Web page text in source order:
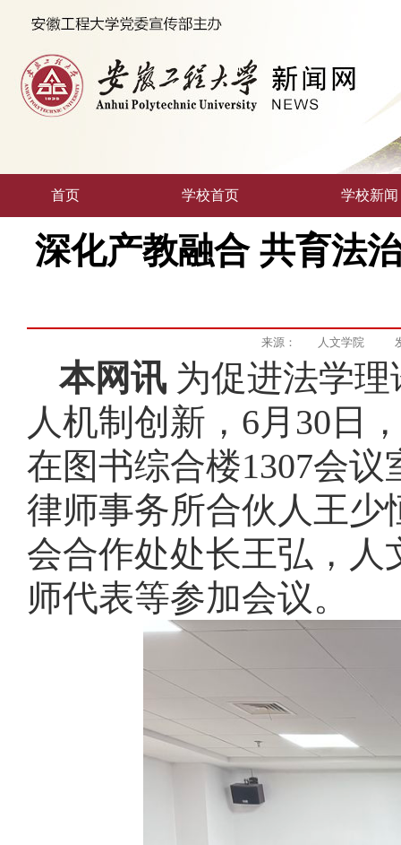
首页 学校首页 学校新闻
深化产教融合 共育法
来源： 人文学院
本网讯 为促进法学
人机制创新，6月30日
在图书综合楼1307会
律师事务所合伙人王少
会合作处处长王弘，
师代表等参加会议。